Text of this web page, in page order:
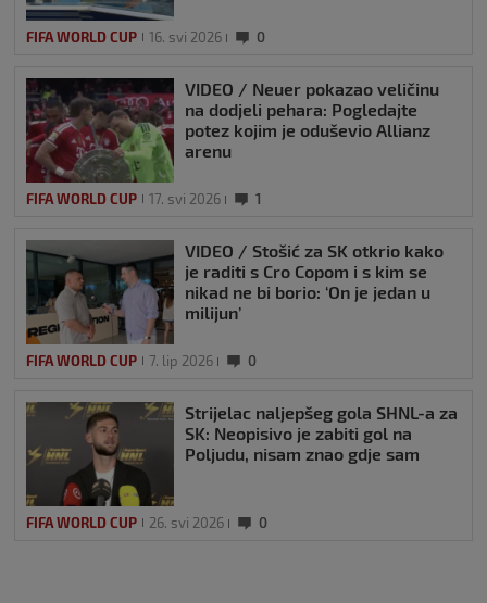
FIFA WORLD CUP 16. svi 2026 0
VIDEO / Neuer pokazao veličinu
na dodjeli pehara: Pogledajte
potez kojim je oduševio Allianz
arenu
FIFA WORLD CUP 17. svi 2026 1
VIDEO / Stošić za SK otkrio kako
je raditi s Cro Copom i s kim se
nikad ne bi borio: ‘On je jedan u
milijun’
FIFA WORLD CUP 7. lip 2026 0
Strijelac naljepšeg gola SHNL-a za
SK: Neopisivo je zabiti gol na
Poljudu, nisam znao gdje sam
FIFA WORLD CUP 26. svi 2026 0